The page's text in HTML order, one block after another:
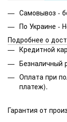
Самовывоз -
По Украине -
Подробнее о
Кредитной
Безналичный
Оплата при
платеж).
Гарантия от